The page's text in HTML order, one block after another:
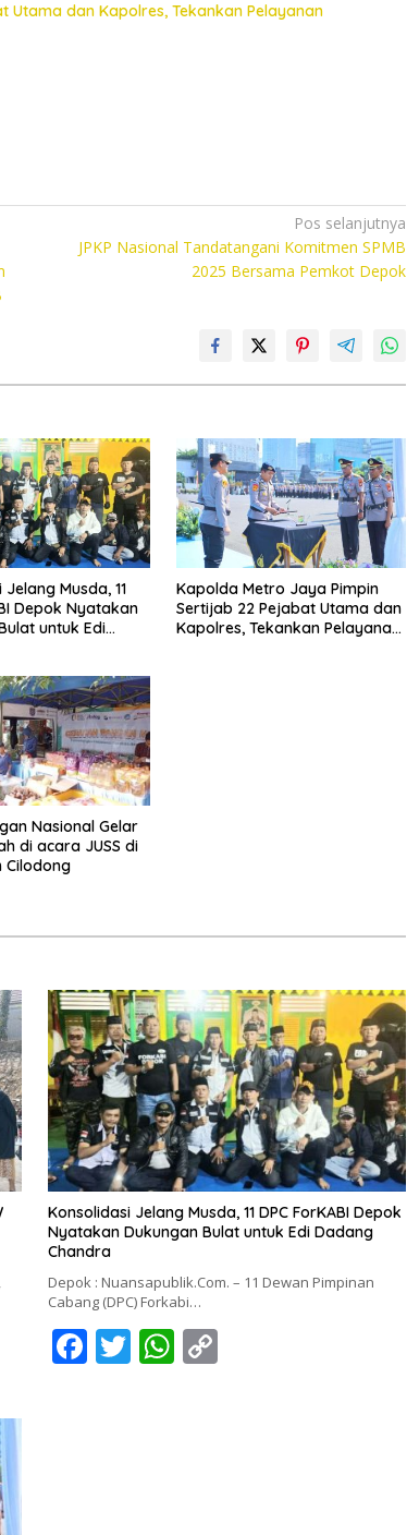
Utama dan Kapolres, Tekankan Pelayanan
Pos selanjutnya
JPKP Nasional Tandatangani Komitmen SPMB
2025 Bersama Pemkot Depok
Musda, 11
Depok Nyatakan
untuk Edi
Kapolda Metro Jaya Pimpin
Sertijab 22 Pejabat Utama dan
Kapolres, Tekankan Pelayanan
Nasional Gelar
di acara JUSS di
Cilodong
Konsolidasi Jelang Musda, 11 DPC ForKABI Depok
Nyatakan Dukungan Bulat untuk Edi Dadang
Chandra
Depok : Nuansapublik.Com. – 11 Dewan Pimpinan
Cabang (DPC) Forkabi…
F T W C